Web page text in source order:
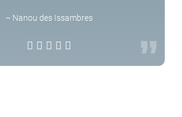
– Nanou des Issambres
”